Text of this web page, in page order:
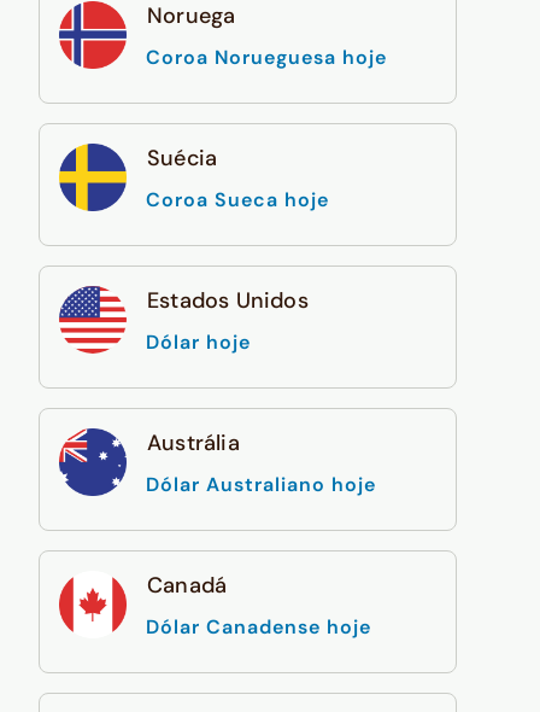
Noruega
Coroa Norueguesa hoje
Suécia
Coroa Sueca hoje
Estados Unidos
Dólar hoje
Austrália
Dólar Australiano hoje
Canadá
Dólar Canadense hoje